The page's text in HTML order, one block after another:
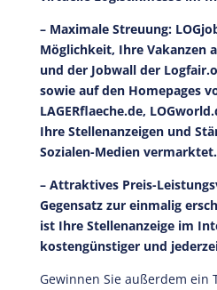
– Maximale Streuung:
Möglichkeit, Ihre Vakanzen
und der Jobwall der
sowie auf den Homepages
LAGERflaeche.de,
Ihre Stellenanzeigen und
Sozialen-Medien vermarktet.
– Attraktives Preis-
Gegensatz zur einmalig
ist Ihre Stellenanzeige im
kostengünstiger und
Gewinnen Sie außerdem ein